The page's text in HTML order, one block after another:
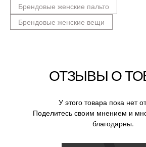
Брендовые женские пальто
Брендовые женские вещи
ОТЗЫВЫ О
У этого товара пока нет
Поделитесь своим мнением и
благодарны.